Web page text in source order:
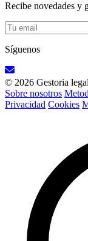
Recibe novedades y
Síguenos
© 2026 Gestoria
Sobre nosotros
Privacidad Cookies